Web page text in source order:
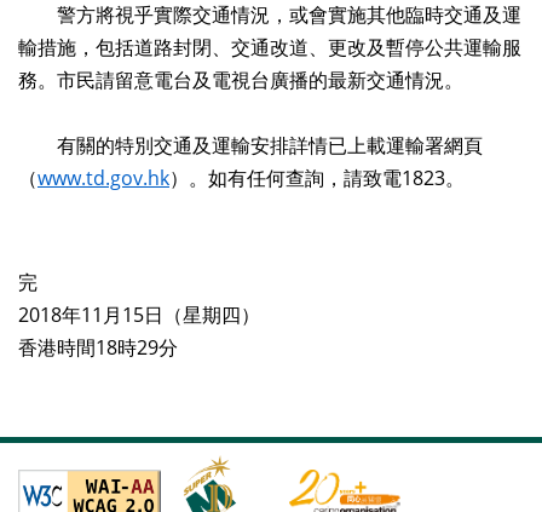
警方將視乎實際交通情況，或會實施其他臨時交通及運
輸措施，包括道路封閉、交通改道、更改及暫停公共運輸服
務。市民請留意電台及電視台廣播的最新交通情況。
有關的特別交通及運輸安排詳情已上載運輸署網頁
（www.td.gov.hk）。如有任何查詢，請致電1823。
完
2018年11月15日（星期四）
香港時間18時29分